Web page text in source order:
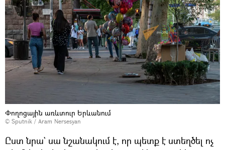
Փողոցային առևտուր Երևանում
© Sputnik / Aram Nersesyan
Ըստ նրա` սա նշանակում է, որ պետք է ստեղծել ոչ